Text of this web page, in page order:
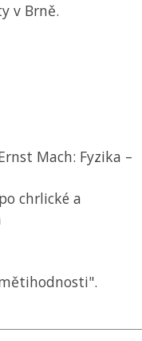
v Brně.
Mach: Fyzika –
chrlické a